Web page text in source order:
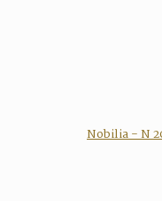
Nobilia - N